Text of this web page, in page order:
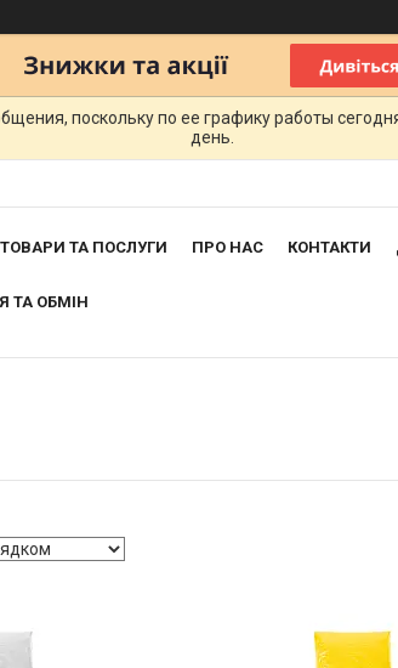
поскольку по ее графику работы
день.
ТОВАРИ ТА ПОСЛУГИ ПРО НАС КОНТАКТИ
ТА ОБМІН